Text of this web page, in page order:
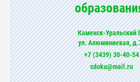
Каменск-Уральский
ул. Алюминиевая,
+7 (3439) 30-40-54
cdoku@mail.ru